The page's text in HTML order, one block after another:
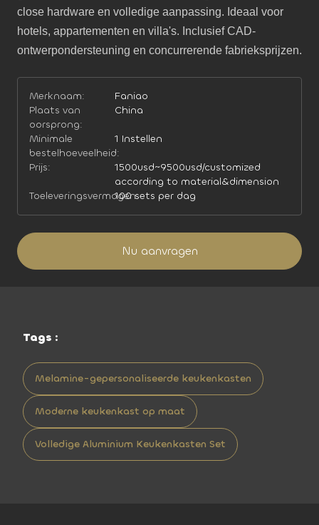
close hardware en volledige aanpassing. Ideaal voor
hotels, appartementen en villa's. Inclusief CAD-
ontwerpondersteuning en concurrerende fabrieksprijzen.
Merknaam:
Faniao
Plaats van
oorsprong:
China
Minimale
bestelhoeveelheid:
1 Instellen
Prijs:
1500usd~9500usd/customized
according to material&dimension
Toeleveringsvermogen:100 sets per dag
Nu aanvragen
Tags :
Melamine-gepersonaliseerde keukenkasten
Moderne keukenkast op maat
Volledige Aluminium Keukenkasten Set